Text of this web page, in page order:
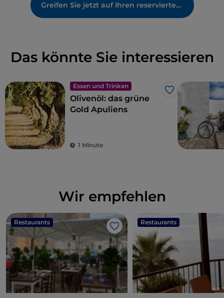
Greifen Sie jetzt auf Ihren reservierten Bereich zu
Das könnte Sie interessieren
Essen und Trinken
Like
Olivenöl: das grüne
Gold Apuliens
1 Minute
Wir empfehlen
Restaurants
Like
Restaurants